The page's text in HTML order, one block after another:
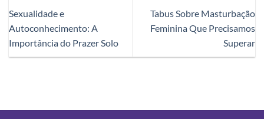
Sexualidade e
Autoconhecimento: A
Importância do Prazer Solo
Tabus Sobre Masturbação
Feminina Que Precisamos
Superar